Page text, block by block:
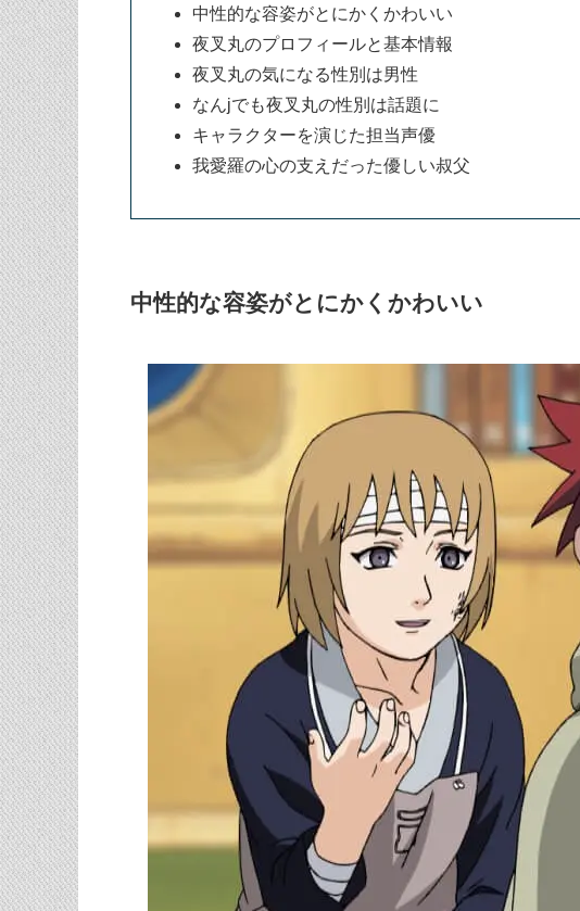
中性的な容姿がとにかくかわいい
夜叉丸のプロフィールと基本情報
夜叉丸の気になる性別は男性
なんjでも夜叉丸の性別は話題に
キャラクターを演じた担当声優
我愛羅の心の支えだった優しい叔父
中性的な容姿がとにかくかわいい